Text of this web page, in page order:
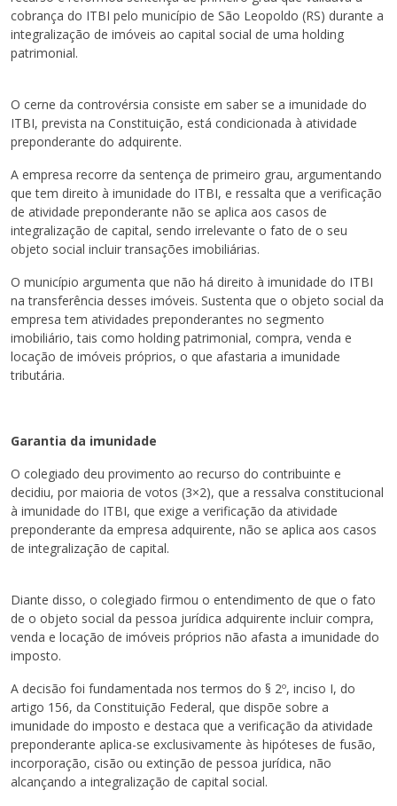
cobrança do ITBI pelo município de São Leopoldo (RS) durante a
integralização de imóveis ao capital social de uma holding
patrimonial.
O cerne da controvérsia consiste em saber se a imunidade do
ITBI, prevista na Constituição, está condicionada à atividade
preponderante do adquirente.
A empresa recorre da sentença de primeiro grau, argumentando
que tem direito à imunidade do ITBI, e ressalta que a verificação
de atividade preponderante não se aplica aos casos de
integralização de capital, sendo irrelevante o fato de o seu
objeto social incluir transações imobiliárias.
O município argumenta que não há direito à imunidade do ITBI
na transferência desses imóveis. Sustenta que o objeto social da
empresa tem atividades preponderantes no segmento
imobiliário, tais como holding patrimonial, compra, venda e
locação de imóveis próprios, o que afastaria a imunidade
tributária.
Garantia da imunidade
O colegiado deu provimento ao recurso do contribuinte e
decidiu, por maioria de votos (3×2), que a ressalva constitucional
à imunidade do ITBI, que exige a verificação da atividade
preponderante da empresa adquirente, não se aplica aos casos
de integralização de capital.
Diante disso, o colegiado firmou o entendimento de que o fato
de o objeto social da pessoa jurídica adquirente incluir compra,
venda e locação de imóveis próprios não afasta a imunidade do
imposto.
A decisão foi fundamentada nos termos do § 2º, inciso I, do
artigo 156, da Constituição Federal, que dispõe sobre a
imunidade do imposto e destaca que a verificação da atividade
preponderante aplica-se exclusivamente às hipóteses de fusão,
incorporação, cisão ou extinção de pessoa jurídica, não
alcançando a integralização de capital social.